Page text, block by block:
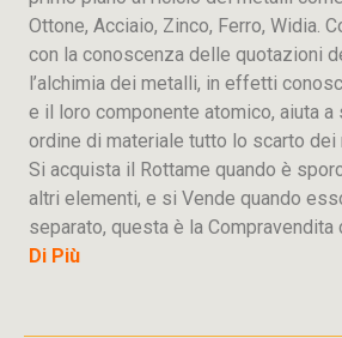
Ottone, Acciaio, Zinco, Ferro, Widia.
con la conoscenza delle quotazioni
l’alchimia dei metalli, in effetti
e il loro componente atomico, aiuta
ordine di materiale tutto lo scarto dei
Si acquista il Rottame quando è
altri elementi, e si Vende quando
separato, questa è la Compravendita
Di Più